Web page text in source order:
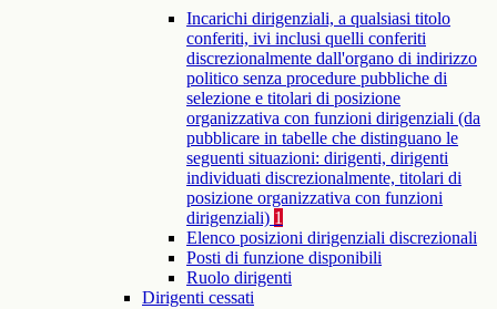
Incarichi dirigenziali, a qualsiasi titolo
conferiti, ivi inclusi quelli conferiti
discrezionalmente dall'organo di indirizzo
politico senza procedure pubbliche di
selezione e titolari di posizione
organizzativa con funzioni dirigenziali (da
pubblicare in tabelle che distinguano le
seguenti situazioni: dirigenti, dirigenti
individuati discrezionalmente, titolari di
posizione organizzativa con funzioni
dirigenziali) 1
Elenco posizioni dirigenziali discrezionali
Posti di funzione disponibili
Ruolo dirigenti
Dirigenti cessati